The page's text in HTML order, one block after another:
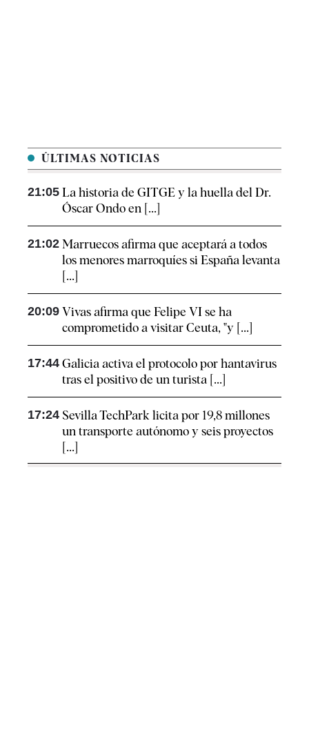
ÚLTIMAS NOTICIAS
21:05 La historia de GITGE y la huella del Dr.
Óscar Ondo en [...]
21:02 Marruecos afirma que aceptará a todos
los menores marroquíes si España levanta
[...]
20:09 Vivas afirma que Felipe VI se ha
comprometido a visitar Ceuta, "y [...]
17:44 Galicia activa el protocolo por hantavirus
tras el positivo de un turista [...]
17:24 Sevilla TechPark licita por 19,8 millones
un transporte autónomo y seis proyectos
[...]